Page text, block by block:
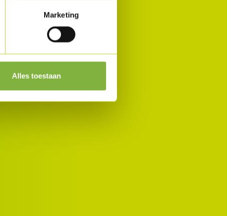
Marketing
Alles toestaan